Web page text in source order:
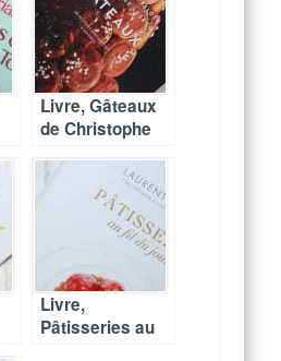
Livre, Gâteaux
de Christophe
Lesecq
Livre,
Pâtisseries au